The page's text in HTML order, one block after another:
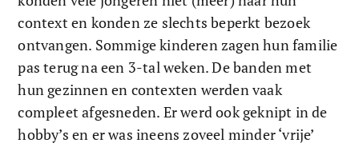
context en konden ze slechts beperkt bezoek
ontvangen. Sommige kinderen zagen hun familie
pas terug na een 3-tal weken. De banden met
hun gezinnen en contexten werden vaak
compleet afgesneden. Er werd ook geknipt in de
hobby’s en er was ineens zoveel minder ‘vrije’